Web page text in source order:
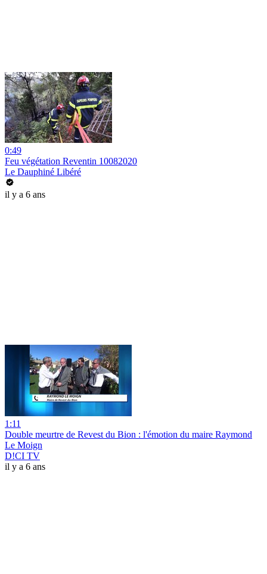
0:49
Feu végétation Reventin 10082020
Le Dauphiné Libéré
il y a 6 ans
1:11
Double meurtre de Revest du Bion : l'émotion du maire Raymond
Le Moign
D!CI TV
il y a 6 ans